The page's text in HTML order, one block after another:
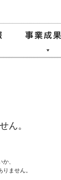
ん。
、
ません。